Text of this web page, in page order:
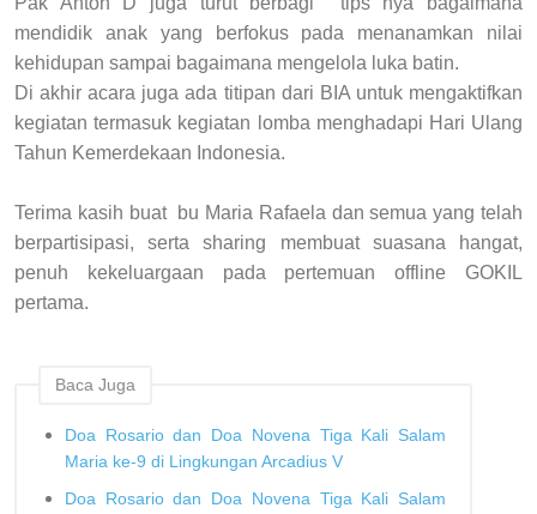
mendidik anak yang berfokus pada menanamkan nilai
kehidupan sampai bagaimana mengelola luka batin.
Di akhir acara juga ada titipan dari BIA untuk mengaktifkan
kegiatan termasuk kegiatan lomba menghadapi Hari Ulang
Tahun Kemerdekaan Indonesia.
Terima kasih buat bu Maria Rafaela dan semua yang telah
berpartisipasi, serta sharing membuat suasana hangat,
penuh kekeluargaan pada pertemuan offline GOKIL
pertama.
Baca Juga
Doa Rosario dan Doa Novena Tiga Kali Salam
Maria ke-9 di Lingkungan Arcadius V
Doa Rosario dan Doa Novena Tiga Kali Salam